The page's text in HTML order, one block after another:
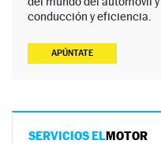
conducción y eficiencia.
APÚNTATE
SERVICIOS ELMOTOR